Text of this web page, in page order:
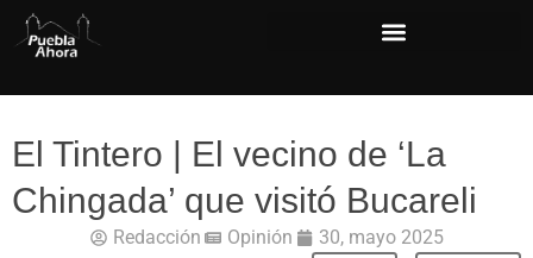
El Tintero | El vecino de ‘La
Chingada’ que visitó Bucareli
Redacción Opinión 30, mayo 2025